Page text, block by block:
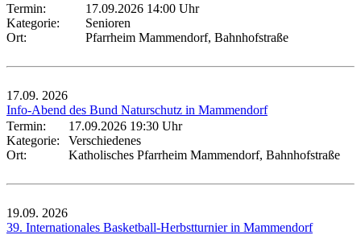
Termin:
17.09.2026 14:00 Uhr
Kategorie:
Senioren
Ort:
Pfarrheim Mammendorf, Bahnhofstraße
17.09. 2026
Info-Abend des Bund Naturschutz in Mammendorf
Termin:
17.09.2026 19:30 Uhr
Kategorie:
Verschiedenes
Ort:
Katholisches Pfarrheim Mammendorf, Bahnhofstraße
19.09. 2026
39. Internationales Basketball-Herbstturnier in Mammendorf